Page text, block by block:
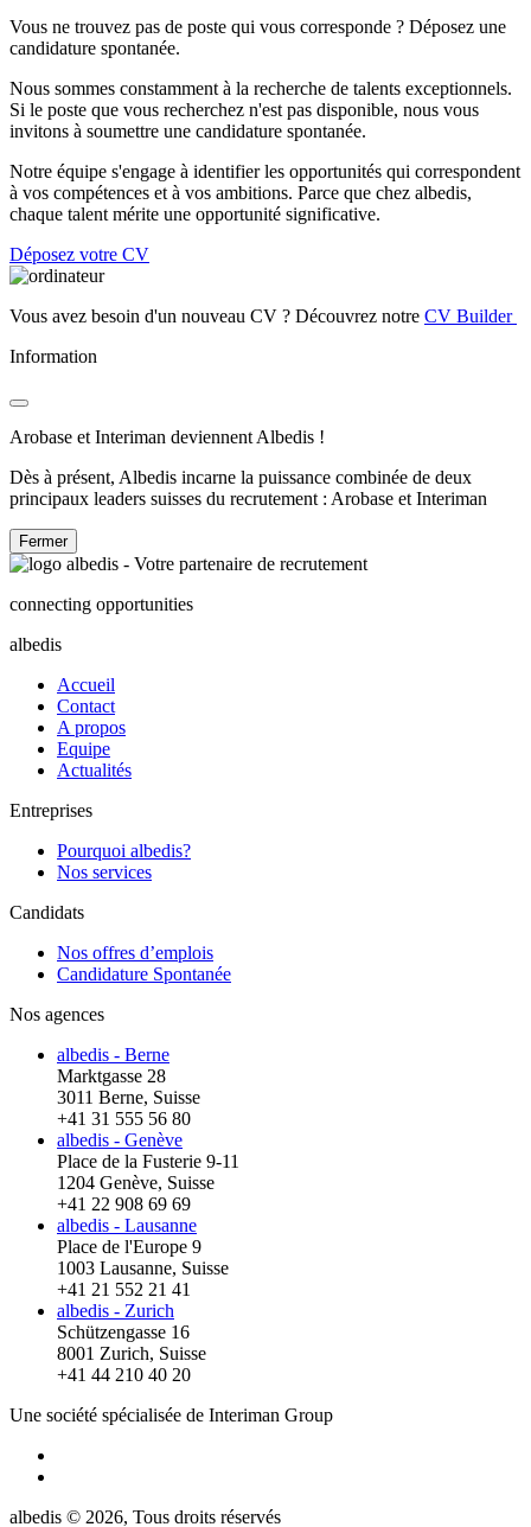
Vous ne trouvez pas de poste qui vous corresponde ? Déposez une
candidature spontanée.
Nous sommes constamment à la recherche de talents exceptionnels.
Si le poste que vous recherchez n'est pas disponible, nous vous
invitons à soumettre une candidature spontanée.
Notre équipe s'engage à identifier les opportunités qui correspondent
à vos compétences et à vos ambitions. Parce que chez albedis,
chaque talent mérite une opportunité significative.
Déposez votre CV
Vous avez besoin d'un nouveau CV ? Découvrez notre CV Builder
Information
Arobase et Interiman deviennent Albedis !
Dès à présent, Albedis incarne la puissance combinée de deux
principaux leaders suisses du recrutement : Arobase et Interiman
Fermer
connecting opportunities
albedis
Accueil
Contact
A propos
Equipe
Actualités
Entreprises
Pourquoi albedis?
Nos services
Candidats
Nos offres d’emplois
Candidature Spontanée
Nos agences
albedis - Berne
Marktgasse 28
3011 Berne, Suisse
+41 31 555 56 80
albedis - Genève
Place de la Fusterie 9-11
1204 Genève, Suisse
+41 22 908 69 69
albedis - Lausanne
Place de l'Europe 9
1003 Lausanne, Suisse
+41 21 552 21 41
albedis - Zurich
Schützengasse 16
8001 Zurich, Suisse
+41 44 210 40 20
Une société spécialisée de Interiman Group
albedis © 2026, Tous droits réservés